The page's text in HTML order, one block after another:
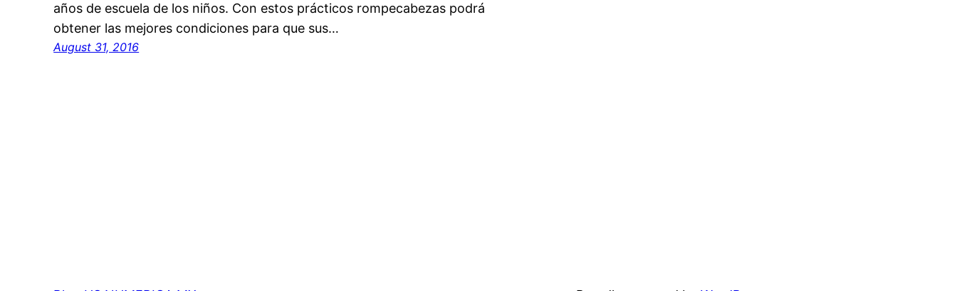
años de escuela de los niños. Con estos prácticos rompecabezas podrá
obtener las mejores condiciones para que sus…
August 31, 2016